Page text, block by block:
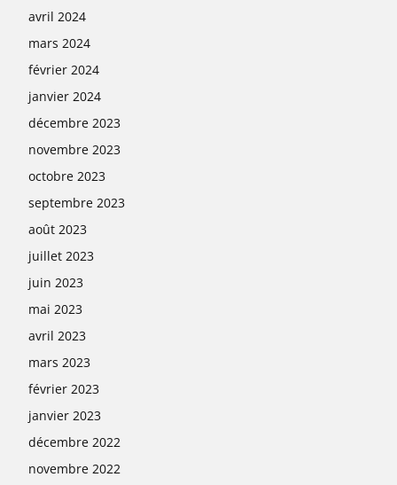
avril 2024
mars 2024
février 2024
janvier 2024
décembre 2023
novembre 2023
octobre 2023
septembre 2023
août 2023
juillet 2023
juin 2023
mai 2023
avril 2023
mars 2023
février 2023
janvier 2023
décembre 2022
novembre 2022